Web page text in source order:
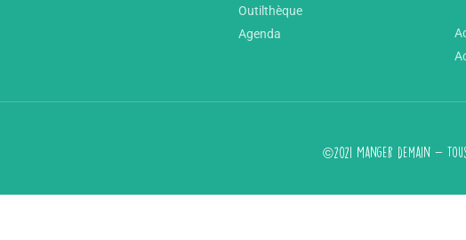
Outilthèque
Agenda
©2021 Manger demain -